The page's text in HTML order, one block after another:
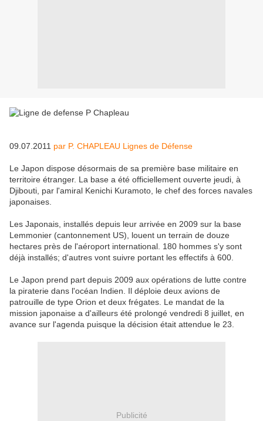
09.07.2011 par P. CHAPLEAU Lignes de Défense
Le Japon dispose désormais de sa première base militaire en
territoire étranger. La base a été officiellement ouverte jeudi, à
Djibouti, par l'amiral Kenichi Kuramoto, le chef des forces navales
japonaises.
Les Japonais, installés depuis leur arrivée en 2009 sur la base
Lemmonier (cantonnement US), louent un terrain de douze
hectares près de l'aéroport international. 180 hommes s'y sont
déjà installés; d'autres vont suivre portant les effectifs à 600.
Le Japon prend part depuis 2009 aux opérations de lutte contre
la piraterie dans l'océan Indien. Il déploie deux avions de
patrouille de type Orion et deux frégates. Le mandat de la
mission japonaise a d'ailleurs été prolongé vendredi 8 juillet, en
avance sur l'agenda puisque la décision était attendue le 23.
Publicité